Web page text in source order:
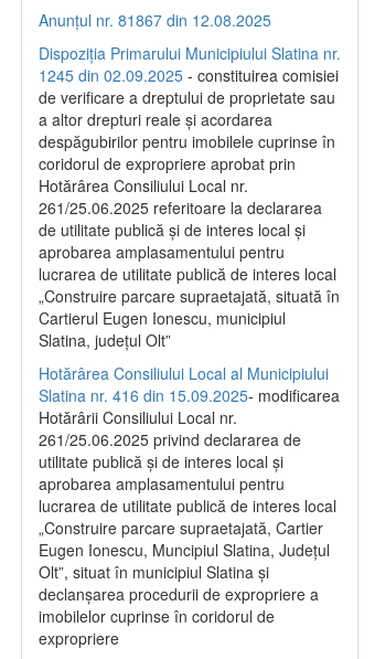
Anunțul nr. 81867 din 12.08.2025
Dispoziția Primarului Municipiului Slatina nr.
1245 din 02.09.2025 - constituirea comisiei
de verificare a dreptului de proprietate sau
a altor drepturi reale și acordarea
despăgubirilor pentru imobilele cuprinse în
coridorul de expropriere aprobat prin
Hotărârea Consiliului Local nr.
261/25.06.2025 referitoare la declararea
de utilitate publică și de interes local și
aprobarea amplasamentului pentru
lucrarea de utilitate publică de interes local
„Construire parcare supraetajată, situată în
Cartierul Eugen Ionescu, municipiul
Slatina, județul Olt”
Hotărârea Consiliului Local al Municipiului
Slatina nr. 416 din 15.09.2025- modificarea
Hotărârii Consiliului Local nr.
261/25.06.2025 privind declararea de
utilitate publică și de interes local și
aprobarea amplasamentului pentru
lucrarea de utilitate publică de interes local
„Construire parcare supraetajată, Cartier
Eugen Ionescu, Muncipiul Slatina, Județul
Olt”, situat în municipiul Slatina și
declanșarea procedurii de expropriere a
imobilelor cuprinse în coridorul de
expropriere